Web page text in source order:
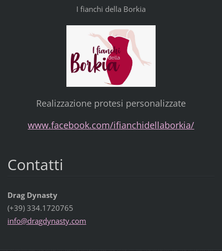
I fianchi della Borkia
Realizzazione protesi personalizzate
www.facebook.com/ifianchidellaborkia/
Contatti
Drag Dynasty
(+39) 334.1720765
info@dragdynasty.com